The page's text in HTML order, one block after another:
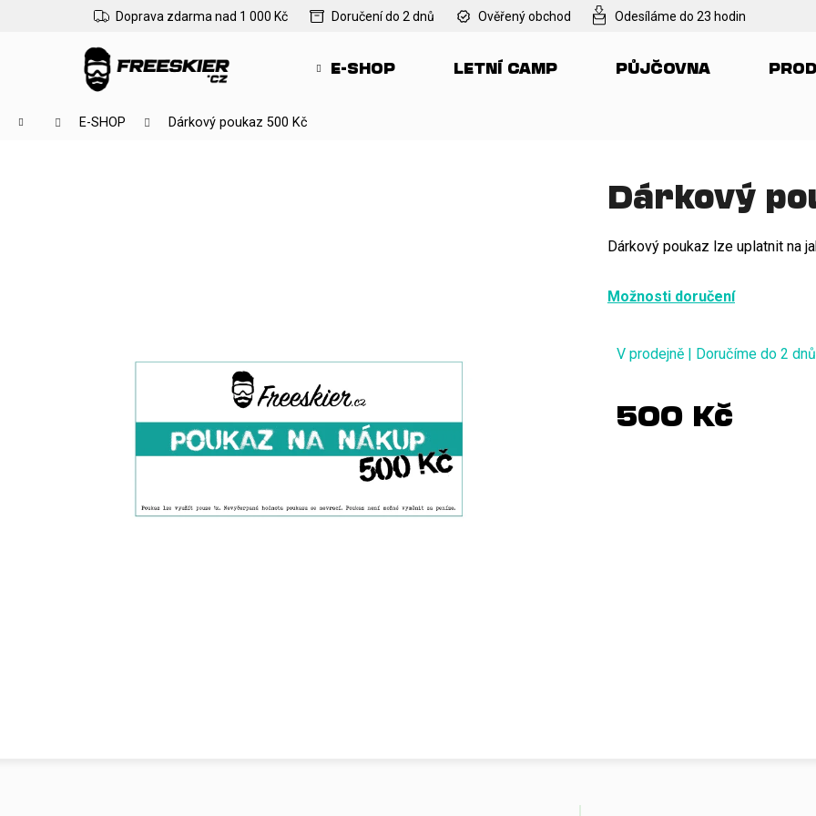
Doprava zdarma nad 1 000 Kč Doručení do 2 dnů Ověřený obchod Odesíláme do 23 hodin
E-SHOP LETNÍ CAMP PŮJČOVNA
Domů E-SHOP Dárkový poukaz 500 Kč
Dárkový
Dárkový poukaz lze uplatnit na
Možnosti doručení
V prodejně | Doručíme do 2 dnů
500 Kč
obchodu
obchodu
Doporučujeme